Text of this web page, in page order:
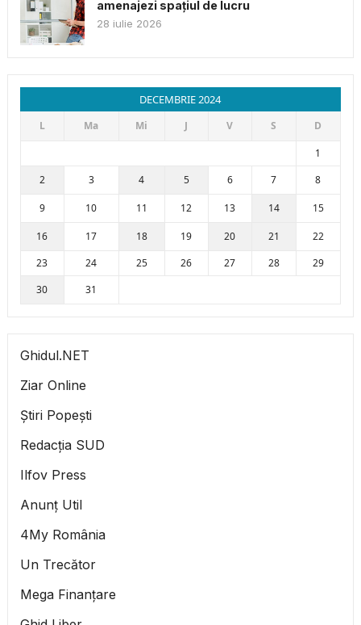
amenajezi spațiul de lucru
28 iulie 2026
DECEMBRIE 2024
L Ma Mi J V S
D
1
2
3 4 5 6 7 8
9 10 11 12 13 14 15
16 17 18 19 20 21
22
23
24 25 26 27 28
29
30
31
Ghidul.NET
Ziar Online
Știri Popești
Redacția SUD
Ilfov Press
Anunț Util
4My România
Un Trecător
Mega Finanțare